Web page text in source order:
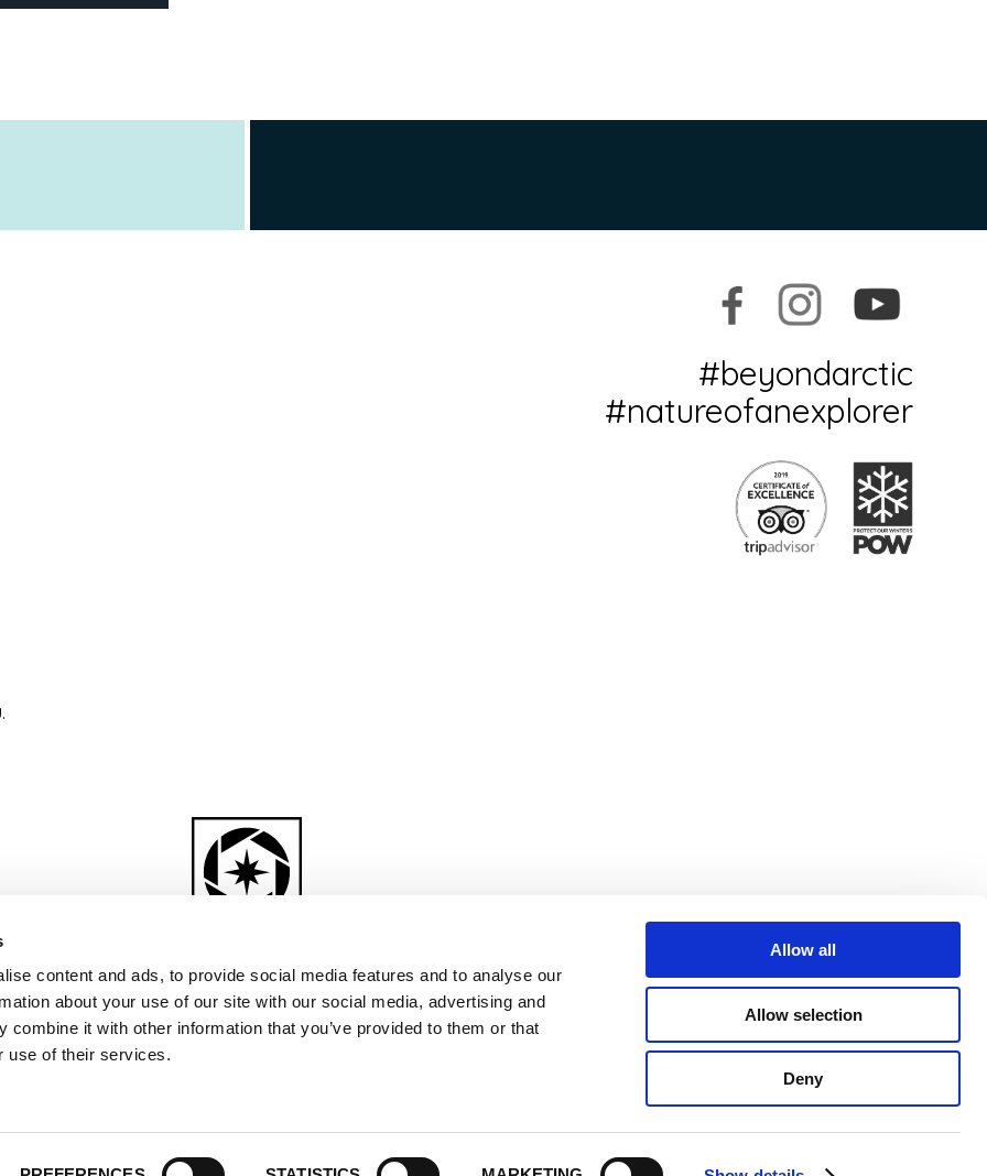
content and ads, to provide social media features and to analyse our
about your use of our site with our social media, advertising and
combine it with other information that you’ve provided to them or that
use of their services.
Allow all
Allow selection
Deny
#beyondarctic
#natureofanexplorer
Yritys Vuokrausehdot Vastuullisuus